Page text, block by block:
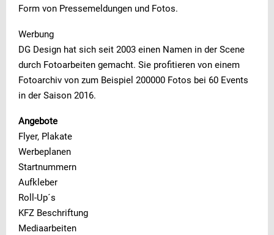
Form von Pressemeldungen und Fotos.
Werbung
DG Design hat sich seit 2003 einen Namen in der Scene
durch Fotoarbeiten gemacht. Sie profitieren von einem
Fotoarchiv von zum Beispiel 200000 Fotos bei 60 Events
in der Saison 2016.
Angebote
Flyer, Plakate
Werbeplanen
Startnummern
Aufkleber
Roll-Up´s
KFZ Beschriftung
Mediaarbeiten